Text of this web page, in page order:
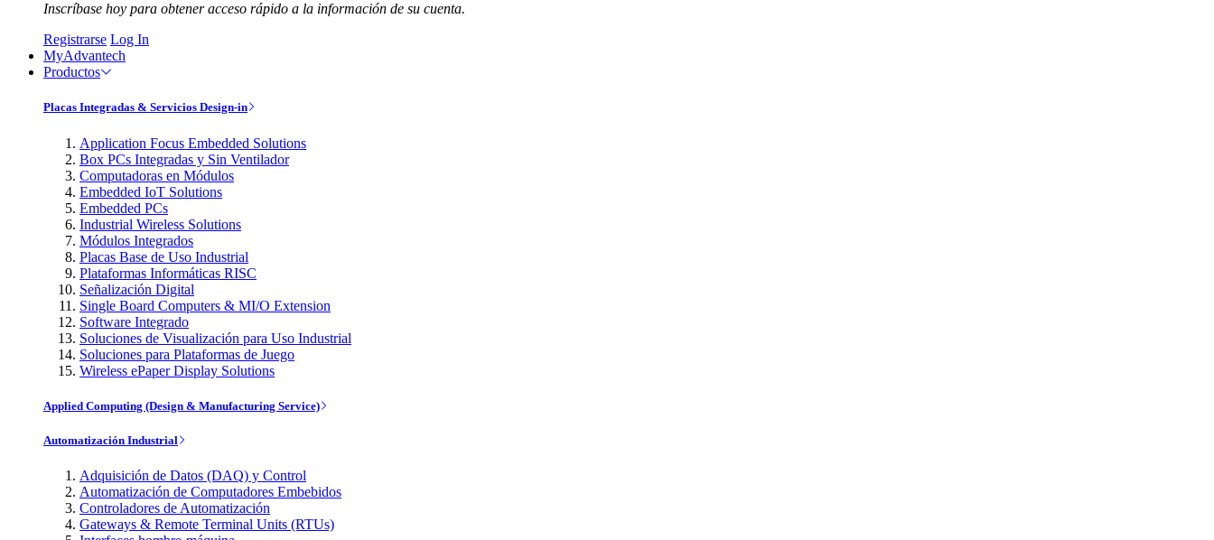
Inscríbase hoy para obtener acceso rápido a la información de su cuenta.
Registrarse Log In
MyAdvantech
Productos
Placas Integradas & Servicios Design-in
Application Focus Embedded Solutions
Box PCs Integradas y Sin Ventilador
Computadoras en Módulos
Embedded IoT Solutions
Embedded PCs
Industrial Wireless Solutions
Módulos Integrados
Placas Base de Uso Industrial
Plataformas Informáticas RISC
Señalización Digital
Single Board Computers & MI/O Extension
Software Integrado
Soluciones de Visualización para Uso Industrial
Soluciones para Plataformas de Juego
Wireless ePaper Display Solutions
Applied Computing (Design & Manufacturing Service)
Automatización Industrial
Adquisición de Datos (DAQ) y Control
Automatización de Computadores Embebidos
Controladores de Automatización
Gateways & Remote Terminal Units (RTUs)